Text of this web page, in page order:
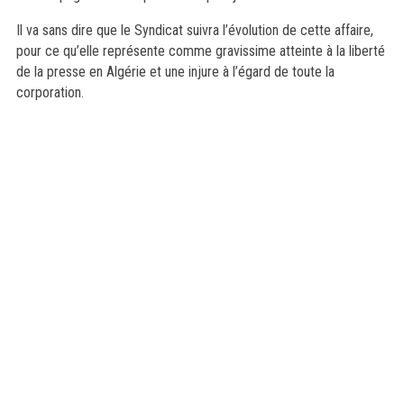
Il va sans dire que le Syndicat suivra l’évolution de cette affaire,
pour ce qu’elle représente comme gravissime atteinte à la liberté
de la presse en Algérie et une injure à l’égard de toute la
corporation.